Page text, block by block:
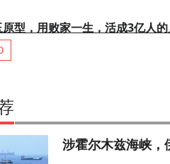
型，用败家一生，活成3亿人
涉霍尔木兹海峡，